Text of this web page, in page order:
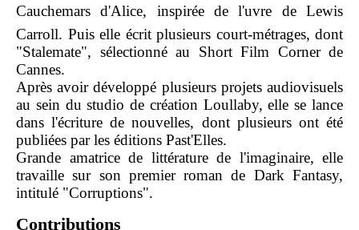
Cauchemars d'Alice, inspirée de l'uvre de Lewis
Carroll. Puis elle écrit plusieurs court-métrages, dont
"Stalemate", sélectionné au Short Film Corner de
Cannes.
Après avoir développé plusieurs projets audiovisuels
au sein du studio de création Loullaby, elle se lance
dans l'écriture de nouvelles, dont plusieurs ont été
publiées par les éditions Past'Elles.
Grande amatrice de littérature de l'imaginaire, elle
travaille sur son premier roman de Dark Fantasy,
intitulé "Corruptions".
Contributions